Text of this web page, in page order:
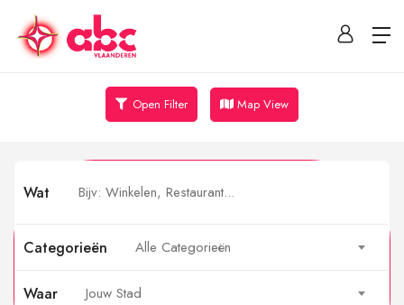
Open Filter Map View
Wat
Categorieën Alle Categorieën
Waar Jouw Stad